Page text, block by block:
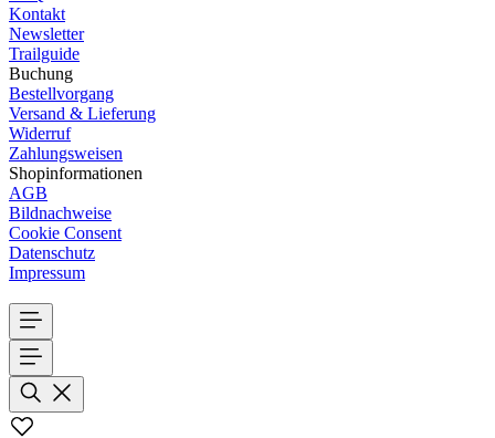
Kontakt
Newsletter
Trailguide
Buchung
Bestellvorgang
Versand & Lieferung
Widerruf
Zahlungsweisen
Shopinformationen
AGB
Bildnachweise
Cookie Consent
Datenschutz
Impressum